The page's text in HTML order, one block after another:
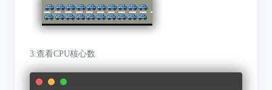
3.查看CPU核心数